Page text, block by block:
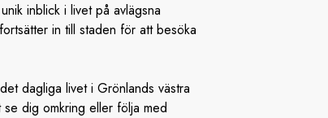
inblick i livet på avlägsna
in till staden för att besöka
dagliga livet i Grönlands västra
dig omkring eller följa med